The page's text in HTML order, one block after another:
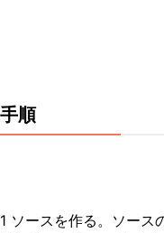
手順
1 ソースを作る。ソース